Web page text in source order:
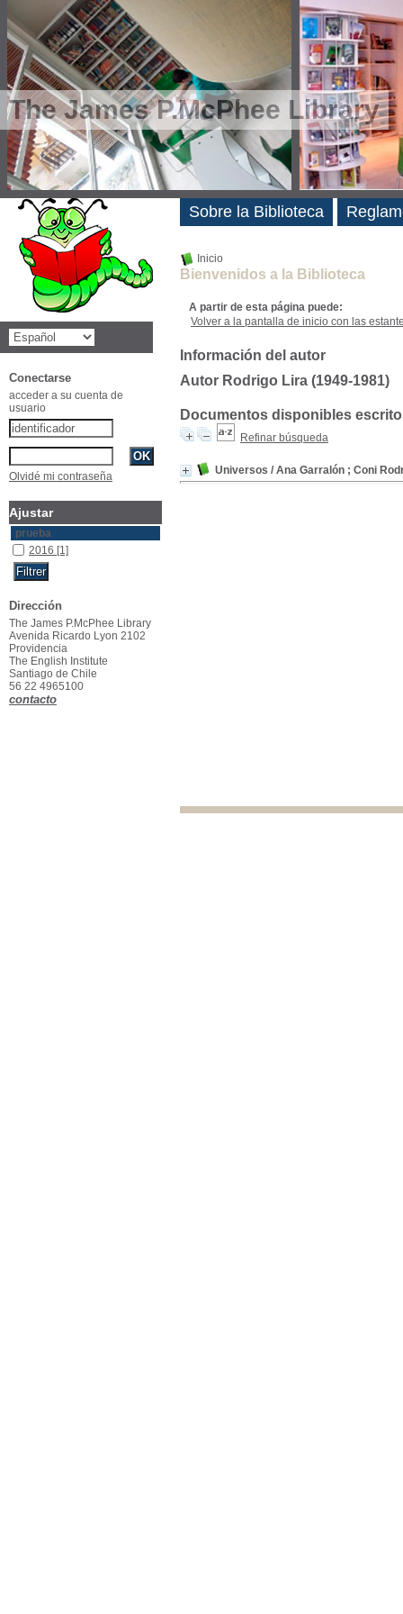
The James P.McPhee Library
Inicio
Bienvenidos a la Biblioteca
A partir de esta página puede:
Volver a la pantalla de inicio con las
Información del autor
Autor Rodrigo Lira (1949-1981)
Documentos disponibles
Refinar búsqueda
Universos / Ana Garralón ; Coni
Sobre la Biblioteca
Novedades
Conectarse
acceder a su cuenta de
usuario
Olvidé mi contraseña
Ajustar
prueba
2016 [1]
Dirección
The James P.McPhee Library
Avenida Ricardo Lyon 2102
Providencia
The English Institute
Santiago de Chile
56 22 4965100
contacto